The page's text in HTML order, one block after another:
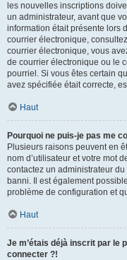
les nouvelles inscriptions
un administrateur, avant que
information était présente lors
courrier électronique,
courrier électronique, vous
de courrier électronique ou le
pourriel. Si vous êtes certain
avez spécifiée était correcte,
Haut
Pourquoi ne puis-je pas me
Plusieurs raisons peuvent en
nom d’utilisateur et votre mot
contactez un administrateur
banni. Il est également
problème de configuration et
Haut
Je m’étais déjà inscrit par le
connecter ?!